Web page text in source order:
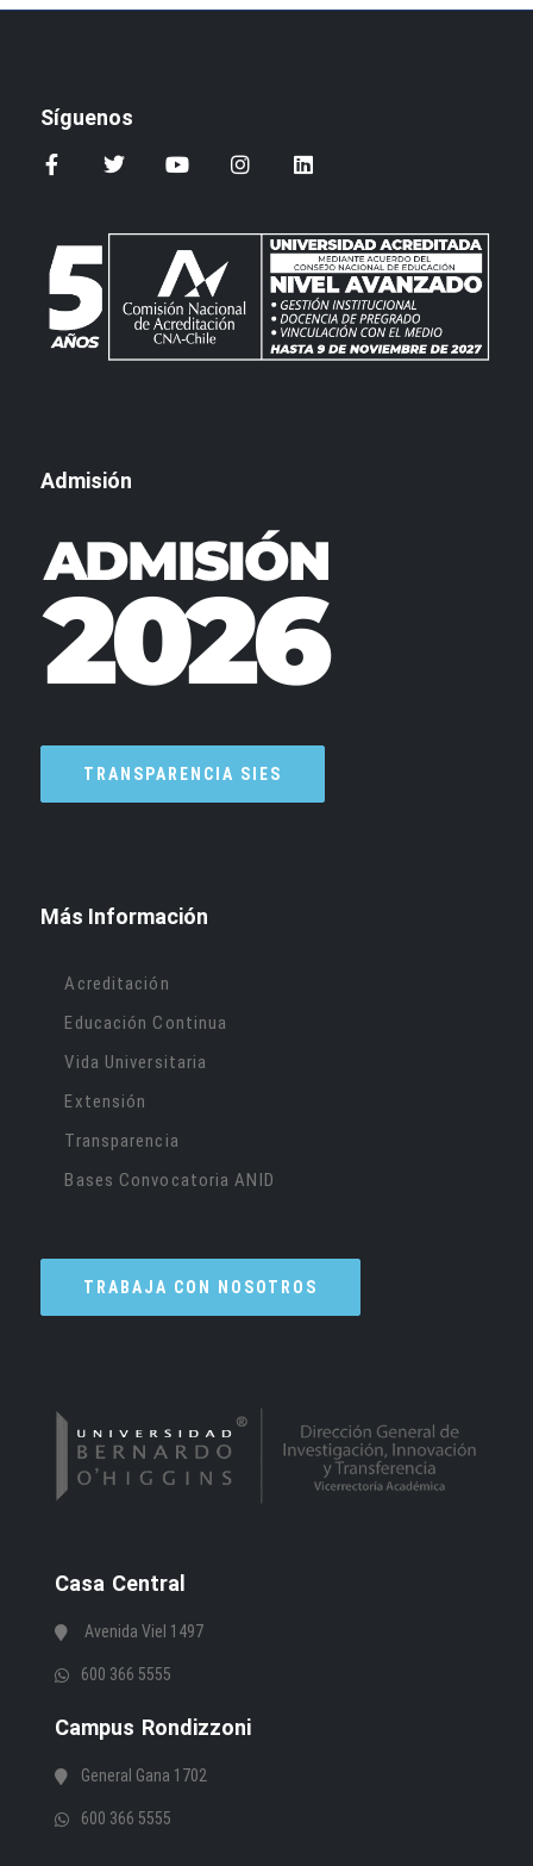
Casa Central
Avenida Viel 1497
600 366 5555
Campus Rondizzoni
General Gana 1702
600 366 5555
Más Información
Acreditación
Educación Continua
Vida Universitaria
Extensión
Transparencia
Bases Convocatoria ANID
TRABAJA CON NOSOTROS
Admisión
TRANSPARENCIA SIES
Síguenos